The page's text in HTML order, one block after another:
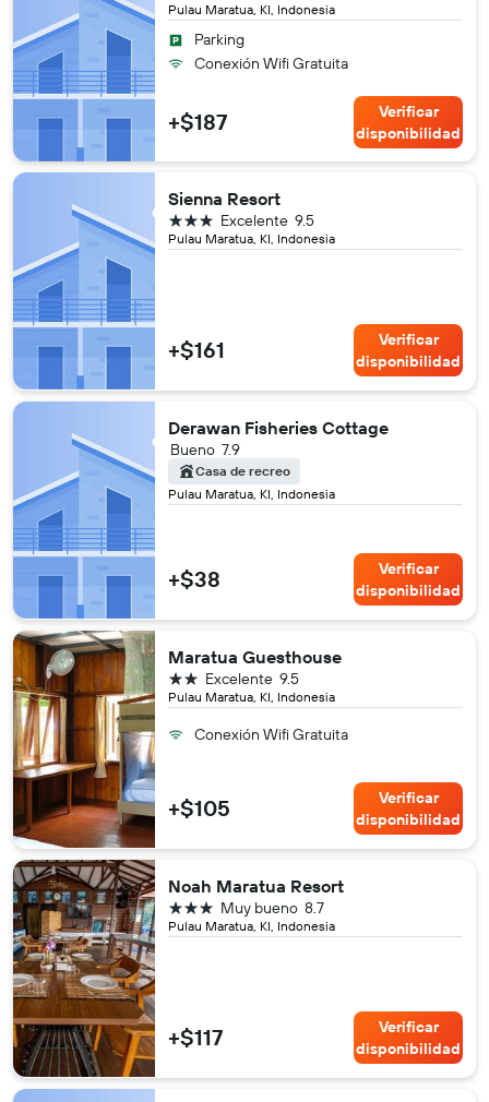
Pulau Maratua, KI, Indonesia
Parking
Conexión Wifi Gratuita
+$187
Verificar
disponibilidad
Sienna Resort
Pulau Maratua, KI, Indonesia
9.5
Excelente
3 estrellas
+$161
Verificar
disponibilidad
Derawan Fisheries Cottage
Pulau Maratua, KI, Indonesia
7.9
Bueno
Casa de recreo
+$38
Verificar
disponibilidad
Maratua Guesthouse
Pulau Maratua, KI, Indonesia
9.5
Excelente
2 estrellas
Conexión Wifi Gratuita
+$105
Verificar
disponibilidad
Noah Maratua Resort
Pulau Maratua, KI, Indonesia
8.7
Muy bueno
3 estrellas
+$117
Verificar
disponibilidad